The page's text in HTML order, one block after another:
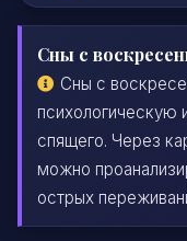
Сны с
Сны с
психологическую
спящего. Через
можно
острых